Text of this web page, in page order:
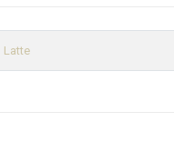
Latte